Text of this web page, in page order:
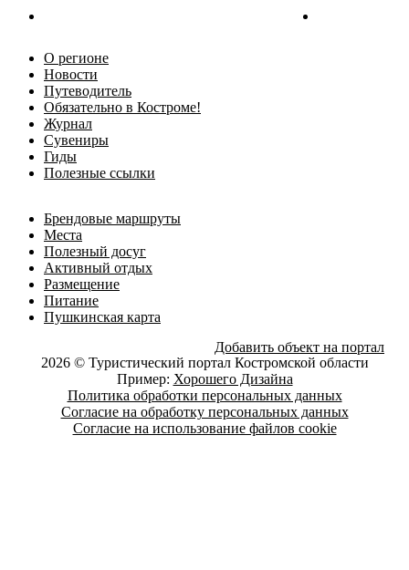
О регионе
Новости
Путеводитель
Обязательно в Костроме!
Журнал
Сувениры
Гиды
Полезные ссылки
Брендовые маршруты
Места
Полезный досуг
Активный отдых
Размещение
Питание
Пушкинская карта
Добавить объект на портал
2026 © Туристический портал Костромской области
Пример: Хорошего Дизайна
Политика обработки персональных данных
Согласие на обработку персональных данных
Согласие на использование файлов cookie